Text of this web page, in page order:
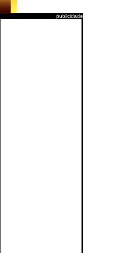
publicidade